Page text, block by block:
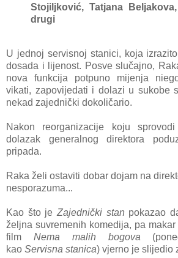
Stojiljković, Tatjana
drugi
U jednoj servisnoj stanici, koja
dosada i lijenost. Posve slučajno,
nova funkcija potpuno mijenja
vikati, zapovijedati i dolazi u sukobe
nekad zajednički dokoličario.
Nakon reorganizacije koju
dolazak generalnog direktora
pripada.
Raka želi ostaviti dobar dojam na
nesporazuma...
Kao što je Zajednički stan pokazao
željna suvremenih komedija, pa
film Nema malih bogova
kao Servisna stanica) vjerno je slijedio